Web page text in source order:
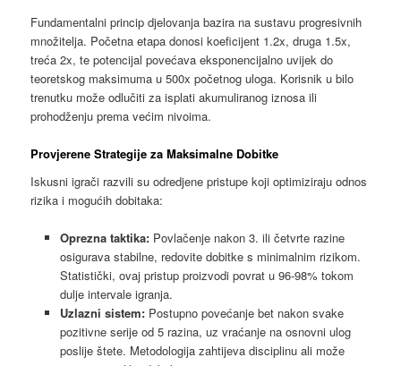
Fundamentalni princip djelovanja bazira na sustavu progresivnih
množitelja. Početna etapa donosi koeficijent 1.2x, druga 1.5x,
treća 2x, te potencijal povećava eksponencijalno uvijek do
teoretskog maksimuma u 500x početnog uloga. Korisnik u bilo
trenutku može odlučiti za isplati akumuliranog iznosa ili
prohodženju prema većim nivoima.
Provjerene Strategije za Maksimalne Dobitke
Iskusni igrači razvili su odredjene pristupe koji optimiziraju odnos
rizika i mogućih dobitaka:
Oprezna taktika:Povlačenje nakon 3. ili četvrte razine
osigurava stabilne, redovite dobitke s minimalnim rizikom.
Statistički, ovaj pristup proizvodi povrat u 96-98% tokom
dulje intervale igranja.
Uzlazni sistem:Postupno povećanje bet nakon svake
pozitivne serije od 5 razina, uz vraćanje na osnovni ulog
poslije štete. Metodologija zahtijeva disciplinu ali može